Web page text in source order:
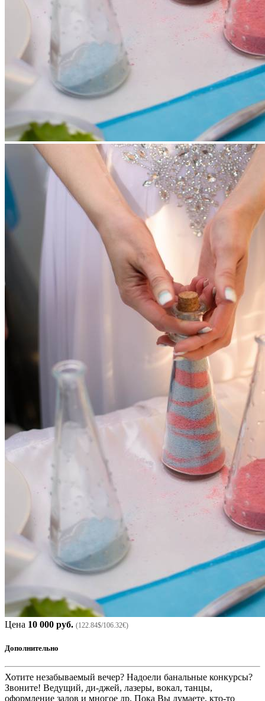
Цена 10 000 руб. (122.84$/106.32€)
Дополнительно
Хотите незабываемый вечер? Надоели банальные конкурсы?
Звоните! Ведущий, ди-джей, лазеры, вокал, танцы,
оформление залов и многое др. Пока Вы думаете, кто-то